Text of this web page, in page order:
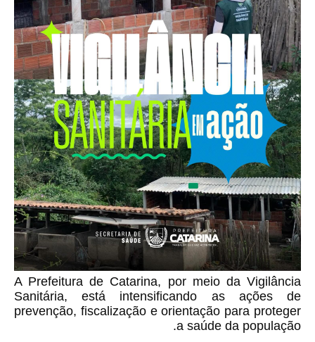
A Prefeitura de Catarina, por meio da Vigilância
Sanitária, está intensificando as ações de
prevenção, fiscalização e orientação para proteger
a saúde da população.